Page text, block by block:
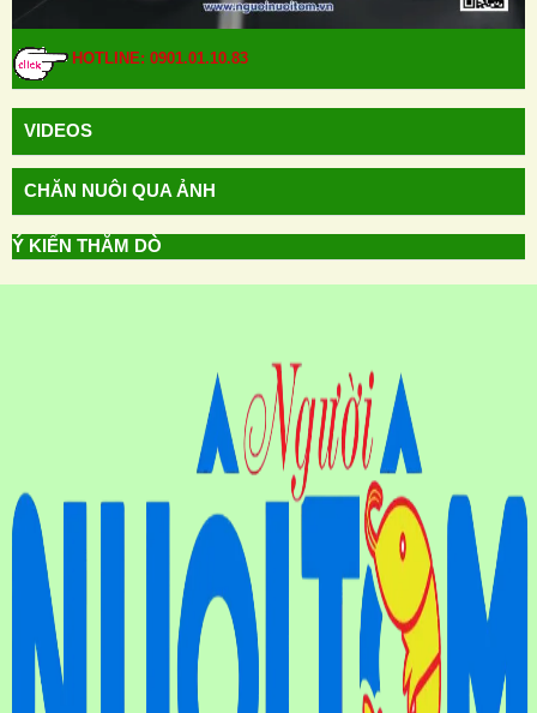
HOTLINE: 0901.01.10.83
VIDEOS
CHĂN NUÔI QUA ẢNH
Ý KIẾN THĂM DÒ